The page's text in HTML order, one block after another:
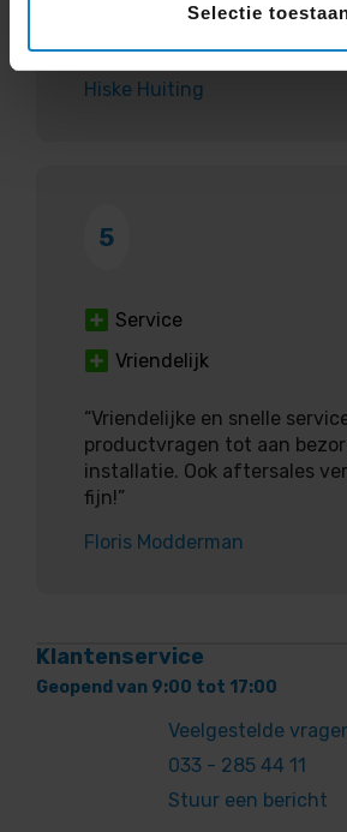
Selectie
“Goede producten, netjes
Hiske Huiting
5
Service
Vriendelijk
“Vriendelijke en snelle
productvragen tot aan
installatie. Ook aftersales
fijn!”
Floris Modderman
Klantenservice
Geopend van 9:00 tot 17:00
Veelgestelde
033 - 285 44 11
Stuur een bericht